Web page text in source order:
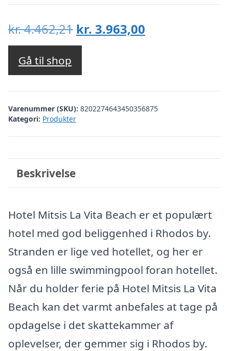
kr.4.462,21 Den
oprindelige
var:
kr. 4.462,21.
kr. 3.963,00
kr. 3.963,00.
Gå til shop
Varenummer (SKU): 8202274643450356875
Kategori: Produkter
Beskrivelse
Hotel Mitsis La Vita Beach er et populært
hotel med god beliggenhed i Rhodos by.
Stranden er lige ved hotellet, og her er
også en lille swimmingpool foran hotellet.
Når du holder ferie på Hotel Mitsis La Vita
Beach kan det varmt anbefales at tage på
opdagelse i det skattekammer af
oplevelser, der gemmer sig i Rhodos by.